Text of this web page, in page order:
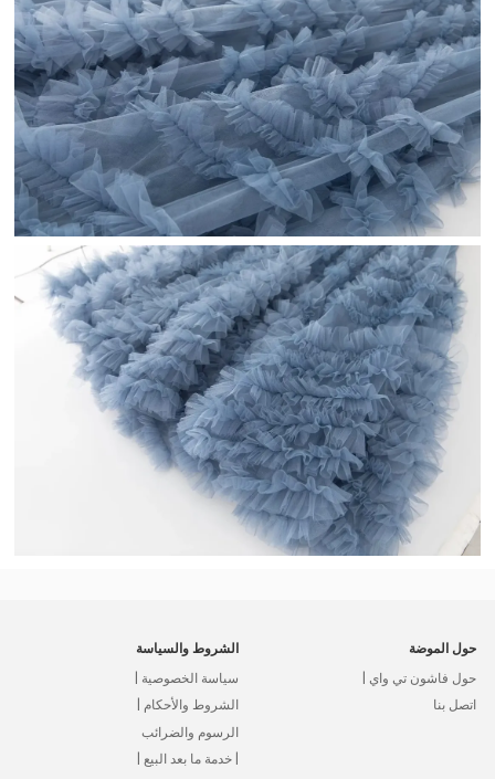
حول الموضة
حول فاشون تي واي |
اتصل بنا
الشروط والسياسة
سياسة الخصوصية |
الشروط والأحكام |
الرسوم والضرائب
| خدمة ما بعد البيع |